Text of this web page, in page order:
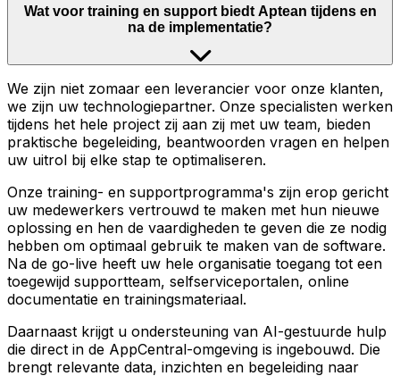
Wat voor training en support biedt Aptean tijdens en
na de implementatie?
We zijn niet zomaar een leverancier voor onze klanten,
we zijn uw technologiepartner. Onze specialisten werken
tijdens het hele project zij aan zij met uw team, bieden
praktische begeleiding, beantwoorden vragen en helpen
uw uitrol bij elke stap te optimaliseren.
Onze training- en supportprogramma's zijn erop gericht
uw medewerkers vertrouwd te maken met hun nieuwe
oplossing en hen de vaardigheden te geven die ze nodig
hebben om optimaal gebruik te maken van de software.
Na de go-live heeft uw hele organisatie toegang tot een
toegewijd supportteam, selfserviceportalen, online
documentatie en trainingsmateriaal.
Daarnaast krijgt u ondersteuning van AI-gestuurde hulp
die direct in de AppCentral-omgeving is ingebouwd. Die
brengt relevante data, inzichten en begeleiding naar